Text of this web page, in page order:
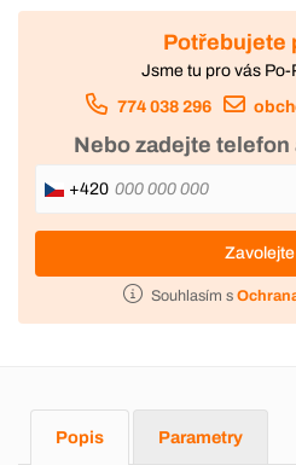
Potřebujete
Jsme tu pro vás
774 038 296
Nebo zadejte telefon
+420
Souhlasím s
Popis Parametry